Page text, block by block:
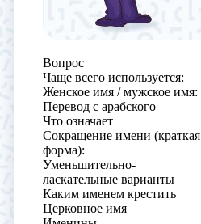
Вопрос
Чаще всего используется:
Женское имя / мужское имя:
Перевод с арабского
Что означает
Сокращение имени (краткая
форма):
Уменьшительно-
ласкательные варианты
Каким именем крестить
Церковное имя